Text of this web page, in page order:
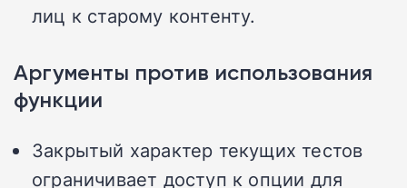
лиц к старому контенту.
Аргументы против использования
функции
Закрытый характер текущих тестов
ограничивает доступ к опции для